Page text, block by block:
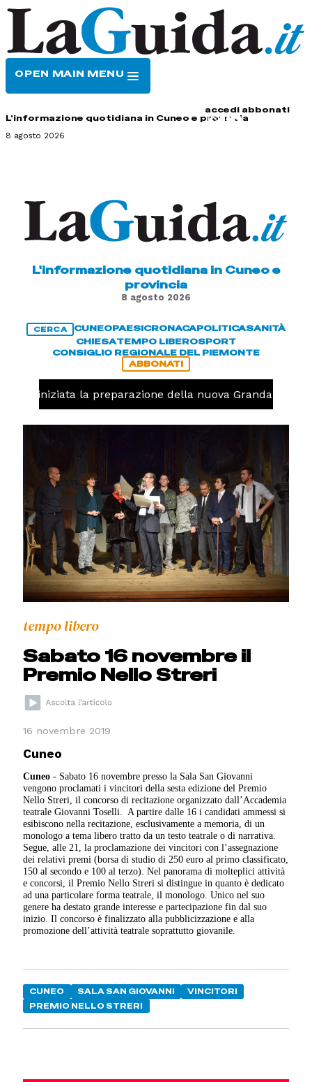
OPEN MAIN MENU
accedi abbonati
L'informazione quotidiana in Cuneo e provincia
8 agosto 2026
L'informazione quotidiana in Cuneo e
provincia
8 agosto 2026
CERCA CUNEOPAESICRONACAPOLITICASANITÀ
CHIESATEMPO LIBEROSPORT
CONSIGLIO REGIONALE DEL PIEMONTE
ABBONATI
iniziata la preparazione della nuova Granda Volley
tempo libero
Sabato 16 novembre il
Premio Nello Streri
16 novembre 2019
Cuneo
Cuneo - Sabato 16 novembre presso la Sala San Giovanni
vengono proclamati i vincitori della sesta edizione del Premio
Nello Streri, il concorso di recitazione organizzato dall’Accademia
teatrale Giovanni Toselli.
A partire dalle 16 i candidati ammessi si
esibiscono nella recitazione, esclusivamente a memoria, di un
monologo a tema libero tratto da un testo teatrale o di narrativa.
Segue, alle 21, la proclamazione dei vincitori con l’assegnazione
dei relativi premi (borsa di studio di 250 euro al primo classificato,
150 al secondo e 100 al terzo). Nel panorama di molteplici attività
e concorsi, il Premio Nello Streri si distingue in quanto è dedicato
ad una particolare forma teatrale, il monologo. Unico nel suo
genere ha destato grande interesse e partecipazione fin dal suo
inizio. Il concorso è finalizzato alla pubblicizzazione e alla
promozione dell’attività teatrale soprattutto giovanile.
CUNEO SALA SAN GIOVANNI
VINCITORI
PREMIO NELLO STRERI